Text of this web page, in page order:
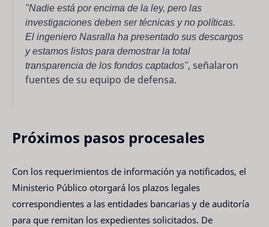
"Nadie está por encima de la ley, pero las
investigaciones deben ser técnicas y no políticas.
El ingeniero Nasralla ha presentado sus descargos
y estamos listos para demostrar la total
transparencia de los fondos captados", señalaron
fuentes de su equipo de defensa.
Próximos pasos procesales
Con los requerimientos de información ya notificados, el
Ministerio Público otorgará los plazos legales
correspondientes a las entidades bancarias y de auditoría
para que remitan los expedientes solicitados. De